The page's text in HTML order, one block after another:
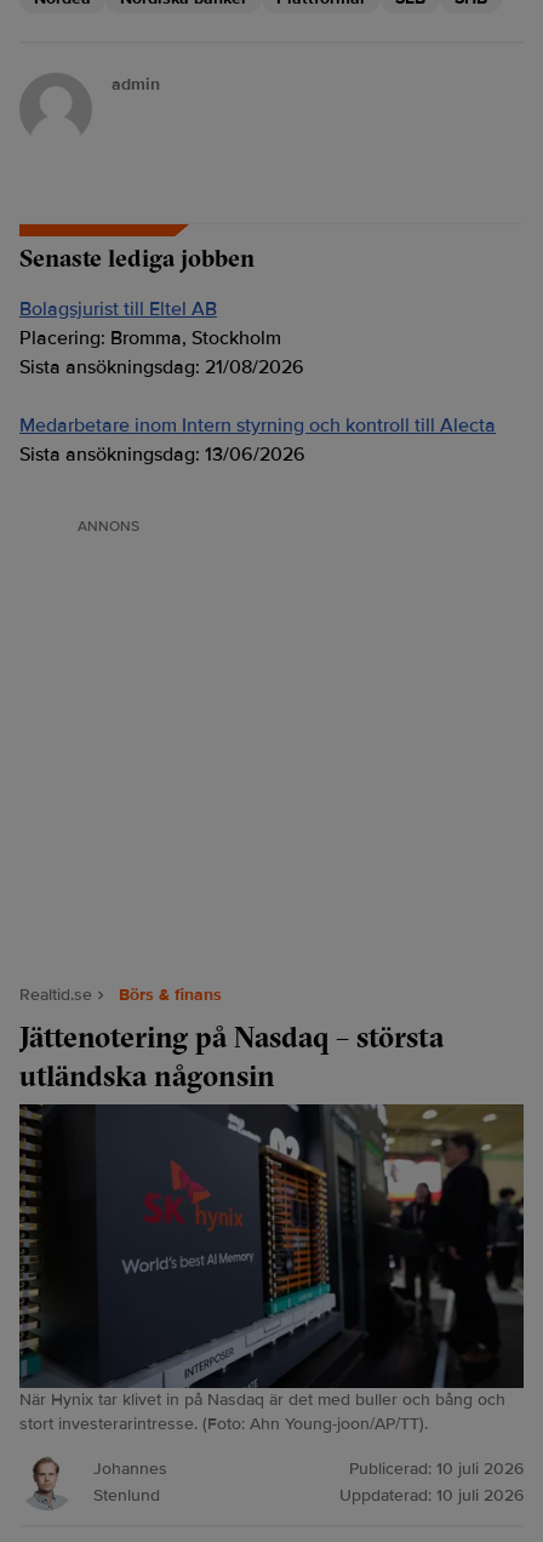
admin
Senaste lediga jobben
Bolagsjurist till Eltel AB
Placering: Bromma, Stockholm
Sista ansökningsdag: 21/08/2026
Medarbetare inom Intern styrning och kontroll till Alecta
Sista ansökningsdag: 13/06/2026
ANNONS
Realtid.se Börs & finans
Jättenotering på Nasdaq – största
utländska någonsin
När Hynix tar klivet in på Nasdaq är det med buller och bång och
stort investerarintresse. (Foto: Ahn Young-joon/AP/TT).
Johannes
Stenlund
Publicerad: 10 juli 2026
Uppdaterad: 10 juli 2026